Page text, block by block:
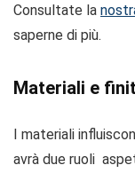
Consultate la
saperne di più.
Materiali e
I materiali
avrà due ruoli